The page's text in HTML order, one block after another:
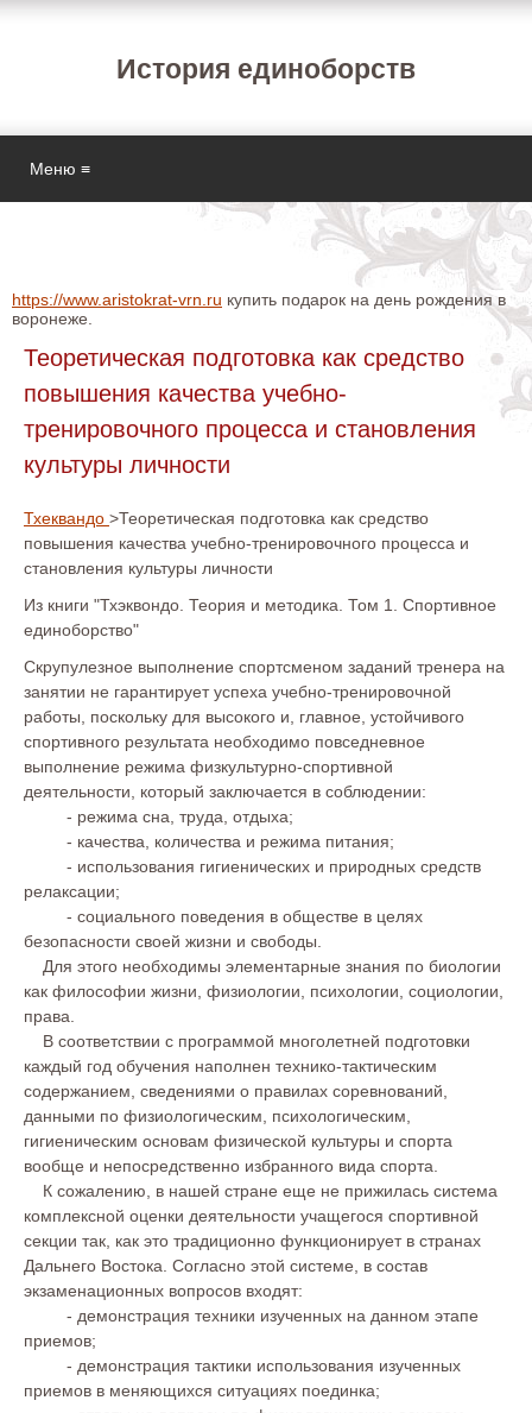
История единоборств
Меню ≡
https://www.aristokrat-vrn.ru купить подарок на день рождения в
воронеже.
Теоретическая подготовка как средство
повышения качества учебно-
тренировочного процесса и становления
культуры личности
Тхеквандо >Теоретическая подготовка как средство
повышения качества учебно-тренировочного процесса и
становления культуры личности
Из книги "Тхэквондо. Теория и методика. Том 1. Спортивное
единоборство"
Скрупулезное выполнение спортсменом заданий тренера на
занятии не гарантирует успеха учебно-тренировочной
работы, поскольку для высокого и, главное, устойчивого
спортивного результата необходимо повседневное
выполнение режима физкультурно-спортивной
деятельности, который заключается в соблюдении:
- режима сна, труда, отдыха;
- качества, количества и режима питания;
- использования гигиенических и природных средств
релаксации;
- социального поведения в обществе в целях
безопасности своей жизни и свободы.
Для этого необходимы элементарные знания по биологии
как философии жизни, физиологии, психологии, социологии,
права.
В соответствии с программой многолетней подготовки
каждый год обучения наполнен технико-тактическим
содержанием, сведениями о правилах соревнований,
данными по физиологическим, психологическим,
гигиеническим основам физической культуры и спорта
вообще и непосредственно избранного вида спорта.
К сожалению, в нашей стране еще не прижилась система
комплексной оценки деятельности учащегося спортивной
секции так, как это традиционно функционирует в странах
Дальнего Востока. Согласно этой системе, в состав
экзаменационных вопросов входят:
- демонстрация техники изученных на данном этапе
приемов;
- демонстрация тактики использования изученных
приемов в меняющихся ситуациях поединка;